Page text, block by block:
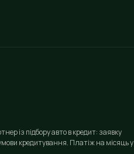
із підбору авто в кредит: заявку
кредитування. Платіж на місяць у